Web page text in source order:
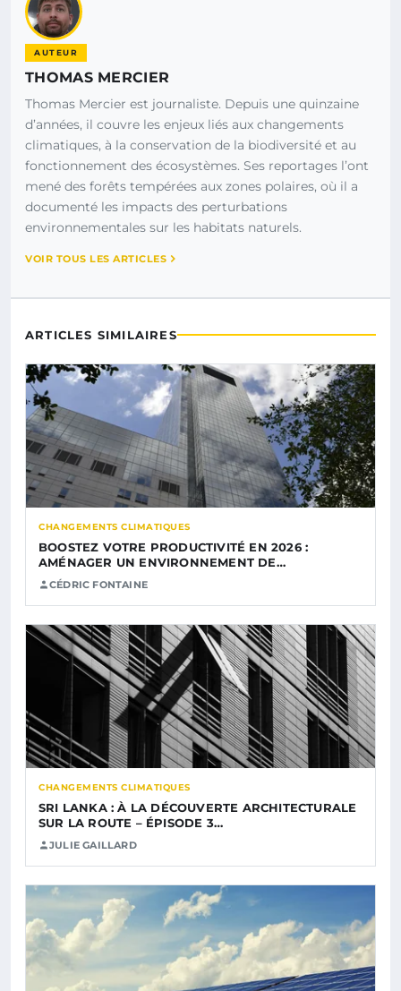
AUTEUR
THOMAS MERCIER
Thomas Mercier est journaliste. Depuis une quinzaine
d’années, il couvre les enjeux liés aux changements
climatiques, à la conservation de la biodiversité et au
fonctionnement des écosystèmes. Ses reportages l’ont
mené des forêts tempérées aux zones polaires, où il a
documenté les impacts des perturbations
environnementales sur les habitats naturels.
VOIR TOUS LES ARTICLES
ARTICLES SIMILAIRES
CHANGEMENTS CLIMATIQUES
BOOSTEZ VOTRE PRODUCTIVITÉ EN 2026 :
AMÉNAGER UN ENVIRONNEMENT DE…
CÉDRIC FONTAINE
CHANGEMENTS CLIMATIQUES
SRI LANKA : À LA DÉCOUVERTE ARCHITECTURALE
SUR LA ROUTE – ÉPISODE 3…
JULIE GAILLARD